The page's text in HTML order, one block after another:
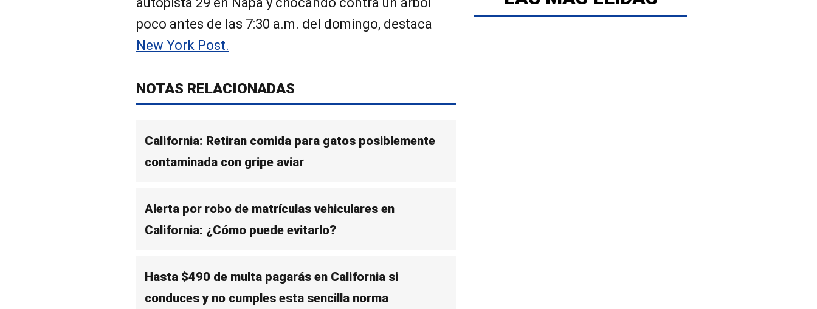
poco antes de las 7:30 a.m. del domingo, destaca
New York Post.
NOTAS RELACIONADAS
California: Retiran comida para gatos posiblemente
contaminada con gripe aviar
Alerta por robo de matrículas vehiculares en
California: ¿Cómo puede evitarlo?
Hasta $490 de multa pagarás en California si
conduces y no cumples esta sencilla norma